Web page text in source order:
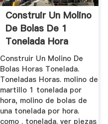
Construir Un Molino
De Bolas De 1
Tonelada Hora
Construir Un Molino De
Bolas Horas Tonelada.
Toneladas Horas. molino de
martillo 1 tonelada por
hora, molino de bolas de
una tonelada por hora.
como . tonelada. ver piezas